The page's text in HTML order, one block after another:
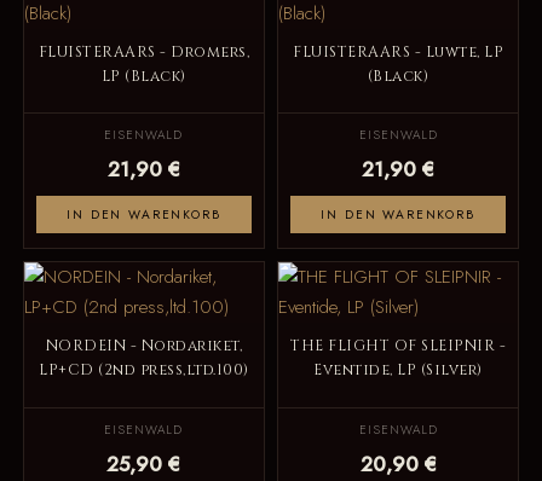
FLUISTERAARS - Dromers,
LP (Black)
EISENWALD
21,90 €
IN DEN WARENKORB
FLUISTERAARS - Luwte, LP
(Black)
EISENWALD
21,90 €
IN DEN WARENKORB
NORDEIN - Nordariket,
LP+CD (2nd press,ltd.100)
EISENWALD
25,90 €
THE FLIGHT OF SLEIPNIR -
Eventide, LP (Silver)
EISENWALD
20,90 €